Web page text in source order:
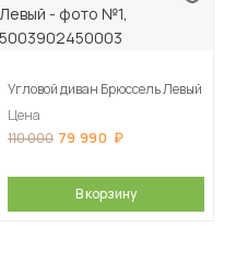
Угловой диван Брюссель Левый
Цена
110 000 79 990
В корзину